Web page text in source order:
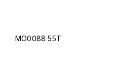
MO0088 55T